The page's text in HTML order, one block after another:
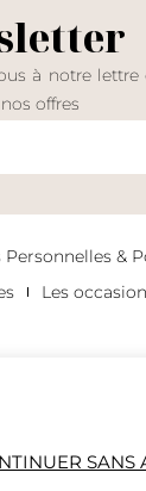
à notre
offres
Personnelles &
Les
SANS